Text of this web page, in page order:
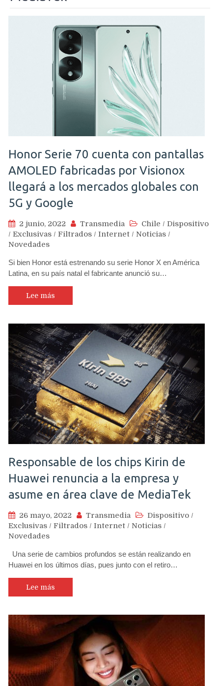
Honor Serie 70 cuenta con pantallas
AMOLED fabricadas por Visionox
llegará a los mercados globales con
5G y Google
2 junio, 2022 Transmedia Chile / Dispositivo
/ Exclusivas / Filtrados / Internet / Noticias /
Novedades
Si bien Honor está estrenando su serie Honor X en América
Latina, en su país natal el fabricante anunció su…
Lee más
Responsable de los chips Kirin de
Huawei renuncia a la empresa y
asume en área clave de MediaTek
26 mayo, 2022 Transmedia Dispositivo /
Exclusivas / Filtrados / Internet / Noticias /
Novedades
Una serie de cambios profundos se están realizando en
Huawei en los últimos días, pues junto con el retiro…
Lee más